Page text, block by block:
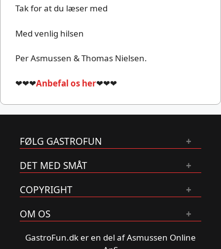
Tak for at du læser med
Med venlig hilsen
Per Asmussen & Thomas Nielsen.
❤❤❤Anbefal os her❤❤❤
FØLG GASTROFUN
DET MED SMÅT
COPYRIGHT
OM OS
GastroFun.dk er en del af Asmussen Online